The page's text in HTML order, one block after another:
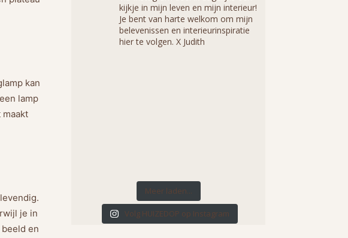
kan
lamp
je in
en
kijkje in mijn leven en mijn interieur!
Je bent van harte welkom om mijn
belevenissen en interieurinspiratie
hier te volgen. X Judith
Meer laden...
Volg HUIZEDOP op Instagram